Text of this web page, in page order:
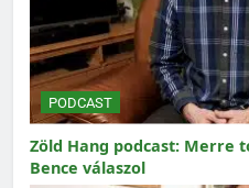
PODCAST
Zöld Hang podcast: Merre
Bence válaszol